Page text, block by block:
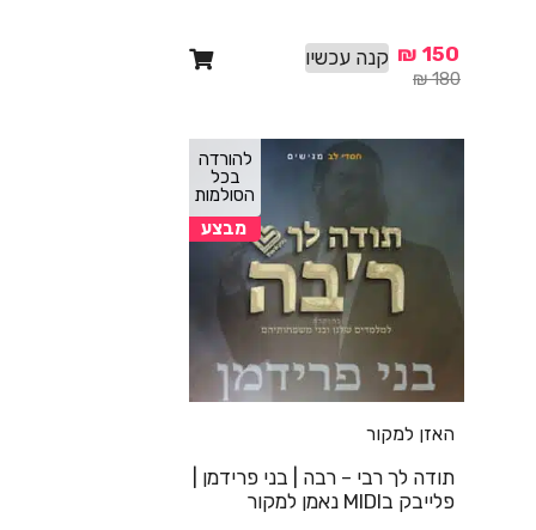
₪180
₪ 150 קנה עכשיו
להורדה
בכל
הסולמות
מבצע
האזן למקור
תודה לך רבי – רבה | בני פרידמן |
פלייבק בMIDI נאמן למקור